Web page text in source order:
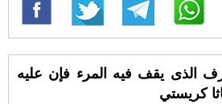
الذى يقف فيه المرء فإن عليه
كريستي